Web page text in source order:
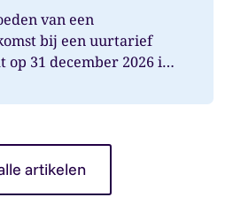
van een
bij een uurtarief
op 31 december 2026 in
artikelen